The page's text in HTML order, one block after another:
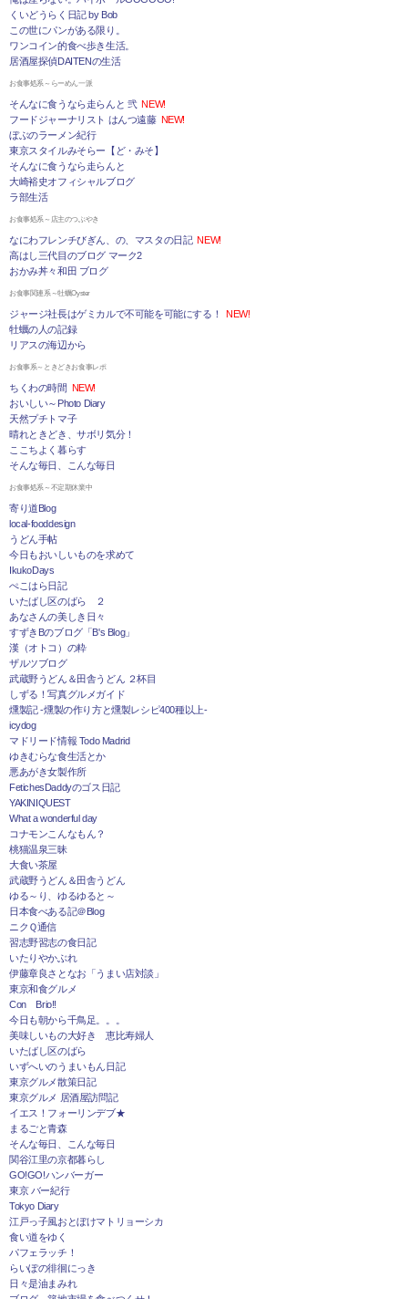
くいどうらく日記 by Bob
この世にパンがある限り。
ワンコイン的食べ歩き生活。
居酒屋探偵DAITENの生活
お食事処系～らーめん一派
そんなに食うなら走らんと 弐 NEW!
フードジャーナリスト はんつ遠藤 NEW!
ぼぶのラーメン紀行
東京スタイルみそらー【ど・みそ】
そんなに食うなら走らんと
大崎裕史オフィシャルブログ
ラ部生活
お食事処系～店主のつぶやき
なにわフレンチびぎん、の、マスタの日記 NEW!
高はし三代目のブログ マーク2
おかみ丼々和田 ブログ
お食事関連系～牡蠣Oyster
ジャージ社長はゲミカルで不可能を可能にする！
NEW!
牡蠣の人の記録
リアスの海辺から
お食事系～ときどきお食事レポ
ちくわの時間 NEW!
おいしい～Photo Diary
天然プチトマ子
晴れときどき、サボリ気分！
ここちよく暮らす
そんな毎日、こんな毎日
お食事処系～不定期休業中
寄り道Blog
local-fooddesign
うどん手帖
今日もおいしいものを求めて
IkukoDays
ぺこはら日記
いたばし区のばら ２
あなさんの美しき日々
すずきBのブログ「B's Blog」
漢（オトコ）の粋
ザルツブログ
武蔵野うどん＆田舎うどん ２杯目
しずる！写真グルメガイド
燻製記 -燻製の作り方と燻製レシピ400種以上-
icydog
マドリード情報 Todo Madrid
ゆきむらな食生活とか
悪あがき女製作所
FetichesDaddyのゴス日記
YAKINIQUEST
What a wonderful day
コナモンこんなもん？
桃猫温泉三昧
大食い茶屋
武蔵野うどん＆田舎うどん
ゆる～り、ゆるゆると～
日本食べある記＠Blog
ニクＱ通信
習志野習志の食日記
いたりやかぶれ
伊藤章良さとなお「うまい店対談」
東京和食グルメ
Con Brio!!
今日も朝から千鳥足。。。
美味しいもの大好き 恵比寿婦人
いたばし区のばら
いずへいのうまいもん日記
東京グルメ散策日記
東京グルメ 居酒屋訪問記
イエス！フォーリンデブ★
まるごと青森
そんな毎日、こんな毎日
関谷江里の京都暮らし
GO!GO!ハンバーガー
東京 バー紀行
Tokyo Diary
江戸っ子風おとぼけマトリョーシカ
食い道をゆく
パフェラッチ！
らいぽの徘徊にっき
日々是油まみれ